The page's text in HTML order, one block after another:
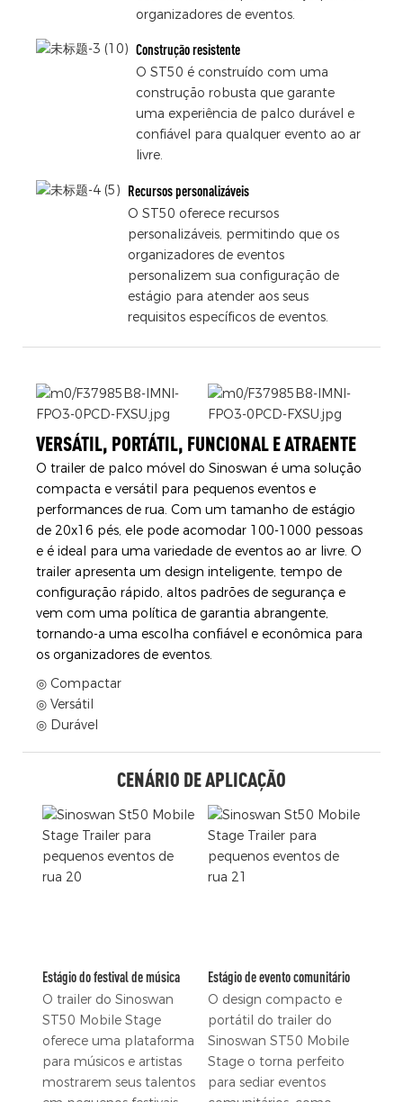
organizadores de eventos.
Construção resistente
O ST50 é construído com uma
construção robusta que garante
uma experiência de palco durável e
confiável para qualquer evento ao ar
livre.
Recursos personalizáveis
O ST50 oferece recursos
personalizáveis, permitindo que os
organizadores de eventos
personalizem sua configuração de
estágio para atender aos seus
requisitos específicos de eventos.
VERSÁTIL, PORTÁTIL, FUNCIONAL E ATRAENTE
O trailer de palco móvel do Sinoswan é uma solução
compacta e versátil para pequenos eventos e
performances de rua. Com um tamanho de estágio
de 20x16 pés, ele pode acomodar 100-1000 pessoas
e é ideal para uma variedade de eventos ao ar livre. O
trailer apresenta um design inteligente, tempo de
configuração rápido, altos padrões de segurança e
vem com uma política de garantia abrangente,
tornando-a uma escolha confiável e econômica para
os organizadores de eventos.
◎ Compactar
◎ Versátil
◎ Durável
CENÁRIO DE APLICAÇÃO
Estágio do festival de música
O trailer do Sinoswan
ST50 Mobile Stage
oferece uma plataforma
para músicos e artistas
mostrarem seus talentos
Estágio de evento comunitário
O design compacto e
portátil do trailer do
Sinoswan ST50 Mobile
Stage o torna perfeito
para sediar eventos